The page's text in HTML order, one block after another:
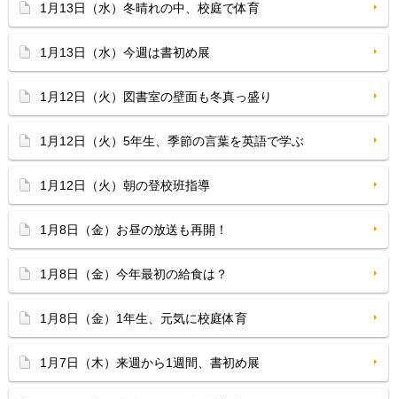
1月13日（水）冬晴れの中、校庭で体育
1月13日（水）今週は書初め展
1月12日（火）図書室の壁面も冬真っ盛り
1月12日（火）5年生、季節の言葉を英語で学ぶ
1月12日（火）朝の登校班指導
1月8日（金）お昼の放送も再開！
1月8日（金）今年最初の給食は？
1月8日（金）1年生、元気に校庭体育
1月7日（木）来週から1週間、書初め展